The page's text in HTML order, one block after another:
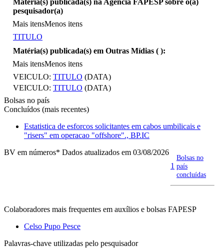
pesquisador(a)
Mais itensMenos itens
TITULO
Matéria(s) publicada(s) em Outras Mídias ( ):
Mais itensMenos itens
VEICULO: TITULO (DATA)
VEICULO: TITULO (DATA)
Bolsas no país
Concluídos (mais recentes)
Estatistica de esforcos solicitantes em cabos umbilicais e
"risers" em operacao "offshore"., BP.IC
BV em números* Dados atualizados em 03/08/2026
1
Bolsas no
país
concluídas
Colaboradores mais frequentes em auxílios e bolsas FAPESP
Celso Pupo Pesce
Palavras-chave utilizadas pelo pesquisador